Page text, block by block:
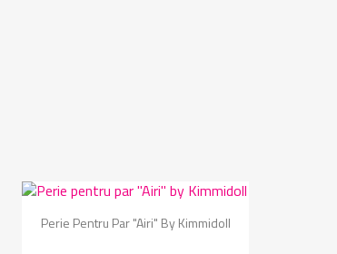
Vizualizare rapida
Perie Pentru Par "Airi" By Kimmidoll